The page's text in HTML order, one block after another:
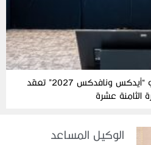
اللجنة العليا المنظمة لمعرضي “آيدكس ونافدكس 2027” تعقد
الثامنة عشرة
الوكيل المساعد